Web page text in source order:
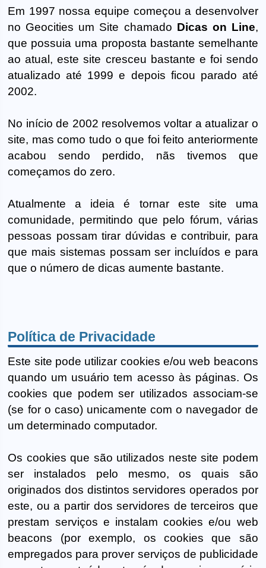
Em 1997 nossa equipe começou a desenvolver
no Geocities um Site chamado Dicas on Line,
que possuia uma proposta bastante semelhante
ao atual, este site cresceu bastante e foi sendo
atualizado até 1999 e depois ficou parado até
2002.
No início de 2002 resolvemos voltar a atualizar o
site, mas como tudo o que foi feito anteriormente
acabou sendo perdido, nãs tivemos que
começamos do zero.
Atualmente a ideia é tornar este site uma
comunidade, permitindo que pelo fórum, várias
pessoas possam tirar dúvidas e contribuir, para
que mais sistemas possam ser incluídos e para
que o número de dicas aumente bastante.
Política de Privacidade
Este site pode utilizar cookies e/ou web beacons
quando um usuário tem acesso às páginas. Os
cookies que podem ser utilizados associam-se
(se for o caso) unicamente com o navegador de
um determinado computador.
Os cookies que são utilizados neste site podem
ser instalados pelo mesmo, os quais são
originados dos distintos servidores operados por
este, ou a partir dos servidores de terceiros que
prestam serviços e instalam cookies e/ou web
beacons (por exemplo, os cookies que são
empregados para prover serviços de publicidade